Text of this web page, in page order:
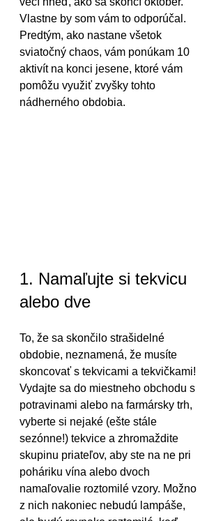
Vlastne by som vám to odporúčal.
Predtým, ako nastane všetok
sviatočný chaos, vám ponúkam 10
aktivít na konci jesene, ktoré vám
pomôžu využiť zvyšky tohto
nádherného obdobia.
1. Namaľujte si tekvicu
alebo dve
To, že sa skončilo strašidelné
obdobie, neznamená, že musíte
skoncovať s tekvicami a tekvičkami!
Vydajte sa do miestneho obchodu s
potravinami alebo na farmársky trh,
vyberte si nejaké (ešte stále
sezónne!) tekvice a zhromaždite
skupinu priateľov, aby ste na ne pri
poháriku vína alebo dvoch
namaľovalie roztomilé vzory. Možno
z nich nakoniec nebudú lampáše,